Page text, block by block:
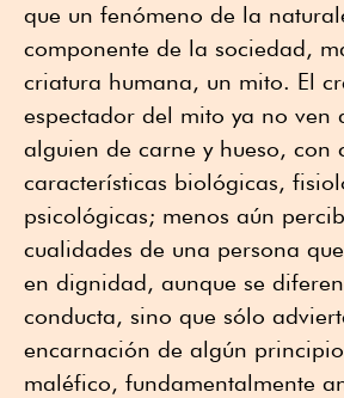
que un fenómeno de la
componente de la sociedad,
criatura humana, un mito. El
espectador del mito ya no ven
alguien de carne y hueso, con
características biológicas,
psicológicas; menos aún
cualidades de una persona
en dignidad, aunque se
conducta, sino que sólo
encarnación de algún
maléfico, fundamentalmente